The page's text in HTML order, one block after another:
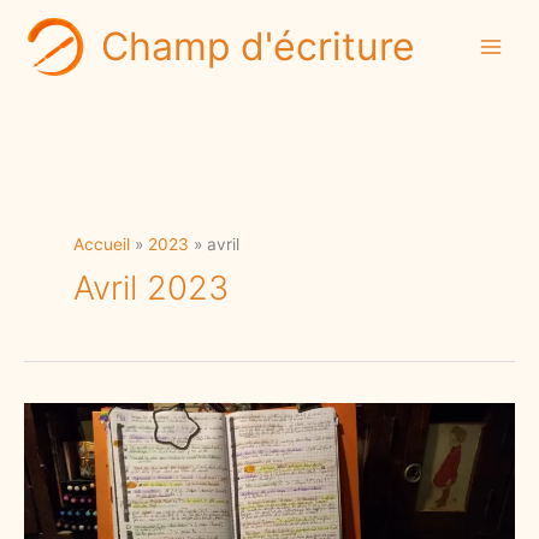
contenu
Champ d'écriture
Accueil 2023 avril
Avril 2023
Écrire
roman :